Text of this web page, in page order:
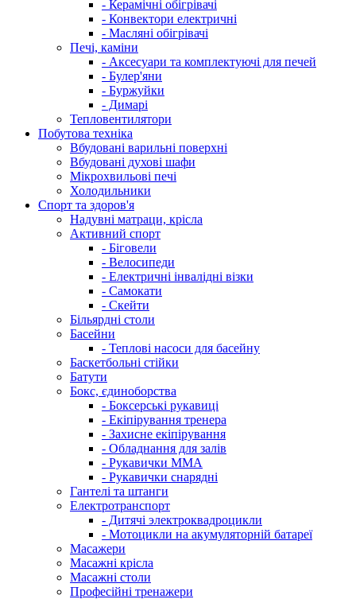
- Керамічні обігрівачі
- Конвектори електричні
- Масляні обігрівачі
Печі, каміни
- Аксесуари та комплектуючі для печей
- Булер'яни
- Буржуйки
- Димарі
Тепловентилятори
Побутова техніка
Вбудовані варильні поверхні
Вбудовані духові шафи
Мікрохвильові печі
Холодильники
Спорт та здоров'я
Надувні матраци, крісла
Активний спорт
- Біговели
- Велосипеди
- Електричні інвалідні візки
- Самокати
- Скейти
Більярдні столи
Басейни
- Теплові насоси для басейну
Баскетбольні стійки
Батути
Бокс, єдиноборства
- Боксерські рукавиці
- Екіпірування тренера
- Захисне екіпірування
- Обладнання для залів
- Рукавички ММА
- Рукавички снарядні
Гантелі та штанги
Електротранспорт
- Дитячі электроквадроцикли
- Мотоцикли на акумуляторній батареї
Масажери
Масажні крісла
Масажні столи
Професійні тренажери